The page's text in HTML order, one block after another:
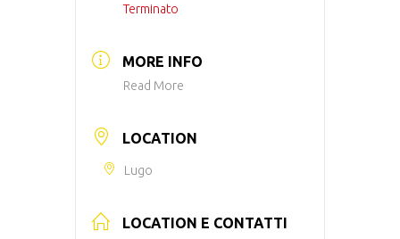
Terminato
MORE INFO
Read More
LOCATION
Lugo
LOCATION E CONTATTI